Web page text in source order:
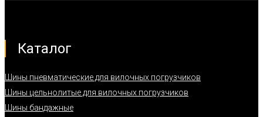
Каталог
Шины пневматические для вилочных погрузчиков
Шины цельнолитые для вилочных погрузчиков
Шины бандажные